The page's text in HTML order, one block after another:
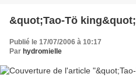
&quot;Tao-Tö king&quot;
Publié le 17/07/2006 à 10:17
Par hydromielle